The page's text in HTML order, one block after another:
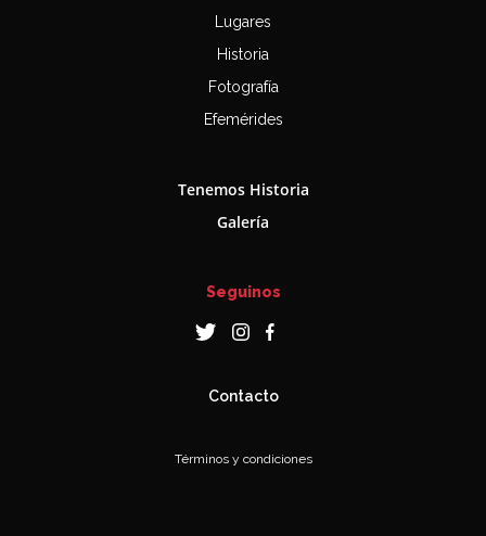
Lugares
Historia
Fotografía
Efemérides
Tenemos Historia
Galería
Seguinos
Contacto
Términos y condiciones